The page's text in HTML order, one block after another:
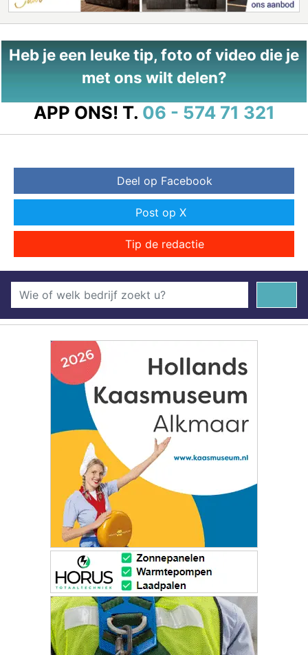
Heb je een leuke tip, foto of video die je
met ons wilt delen?
APP ONS! T. 06 - 574 71 321
Deel op Facebook
Post op X
Tip de redactie